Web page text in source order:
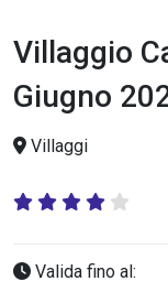
Villaggio
Giugno
Villaggi
Valida fino al: